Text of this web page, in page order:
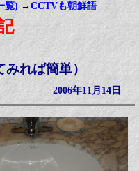
覧) → CCTVも朝鮮語
れば簡単）
2006年11月14日